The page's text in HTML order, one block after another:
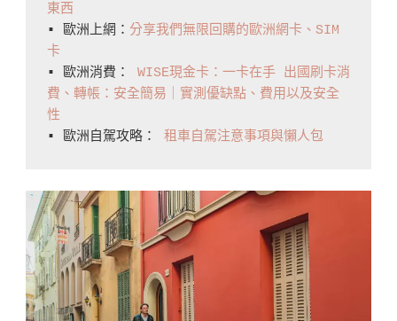
Monaco〉
東西
▪️ 歐洲上網： 分享我們無限回購的歐洲網卡、SIM
卡
▪️ 歐洲消費： WISE現金卡：一卡在手 出國刷卡消
費、轉帳：安全簡易｜實測優缺點、費用以及安全
性
▪️ 歐洲自駕攻略： 租車自駕注意事項與懶人包